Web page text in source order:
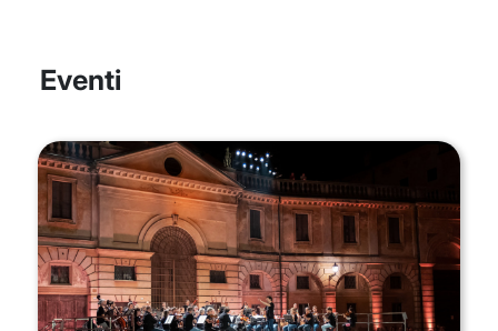
Eventi